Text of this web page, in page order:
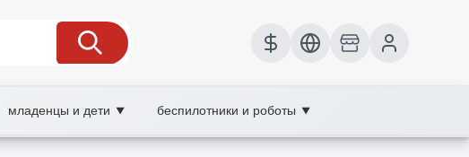
младенцы и дети ▼ беспилотники и роботы ▼